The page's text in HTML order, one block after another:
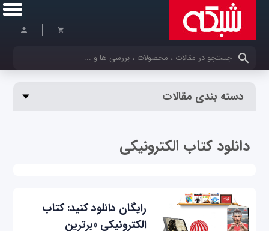
کلمات کلیدی خود را وارد کنید
دسته بندی مقالات
دانلود کتاب الکترونیکی
رایگان دانلود کنید: کتاب
الکترونیکی «برترین